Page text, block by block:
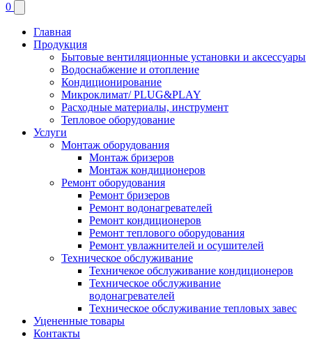
0
Главная
Продукция
Бытовые вентиляционные установки и аксессуары
Водоснабжение и отопление
Кондиционирование
Микроклимат/ PLUG&PLAY
Расходные материалы, инструмент
Тепловое оборудование
Услуги
Монтаж оборудования
Монтаж бризеров
Монтаж кондиционеров
Ремонт оборудования
Ремонт бризеров
Ремонт водонагревателей
Ремонт кондиционеров
Ремонт теплового оборудования
Ремонт увлажнителей и осушителей
Техническое обслуживание
Техничекое обслуживание кондиционеров
Техническое обслуживание
водонагревателей
Техническое обслуживание тепловых завес
Уцененные товары
Контакты